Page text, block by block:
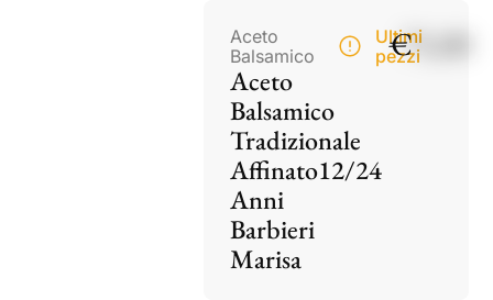
Aceto
Balsamico
Aceto
Balsamico
Tradizionale
Affinato12/24
Anni
Barbieri
Marisa
Ultimi
pezzi
€75,00